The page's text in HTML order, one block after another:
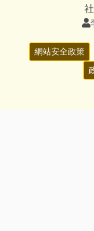
網站安全政策